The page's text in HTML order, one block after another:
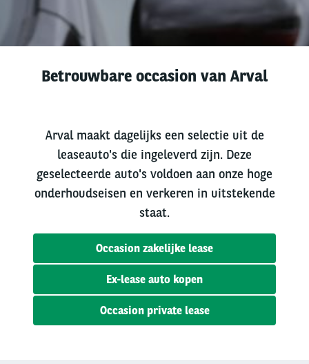
Betrouwbare occasion van Arval
Arval maakt dagelijks een selectie uit de
leaseauto's die ingeleverd zijn. Deze
geselecteerde auto's voldoen aan onze hoge
onderhoudseisen en verkeren in uitstekende
staat.
Occasion zakelijke lease
Ex-lease auto kopen
Occasion private lease
Klantenservice